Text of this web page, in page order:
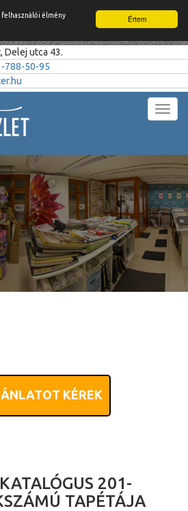
Értem
felhasználói élmény
Delej utca 43.
788-50-95
KÉREK
201-
TAPÉTÁJA